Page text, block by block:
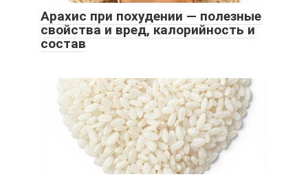
Арахис при похудении — полезные
свойства и вред, калорийность и
состав